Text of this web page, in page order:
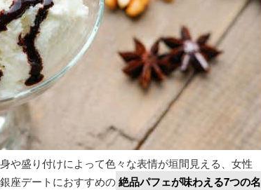
や盛り付けによって色々な表情が垣間見える、女性
座デートにおすすめの絶品パフェが味わえる7つの名